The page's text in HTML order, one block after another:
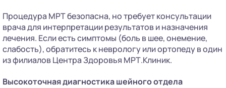
Процедура МРТ безопасна, но требует консультации
врача для интерпретации результатов и назначения
лечения. Если есть симптомы (боль в шее, онемение,
слабость), обратитесь к неврологу или ортопеду в один
из филиалов Центра Здоровья МРТ.Клиник.
Высокоточная диагностика шейного отдела